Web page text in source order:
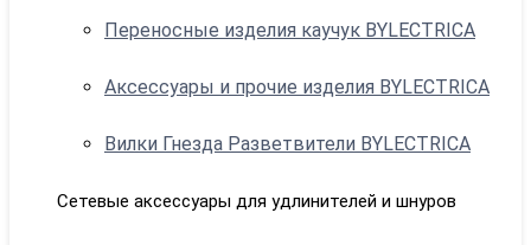
Переносные изделия каучук BYLECTRICA
Аксессуары и прочие изделия BYLECTRICA
Вилки Гнезда Разветвители BYLECTRICA
Сетевые аксессуары для удлинителей и шнуров